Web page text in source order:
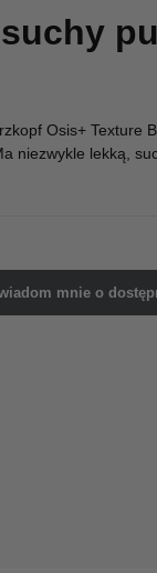
Osis+ Texture
niezwykle lekką,
mnie o